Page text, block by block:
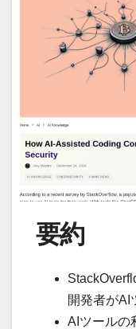
要約
開発者がAI
AIツールの